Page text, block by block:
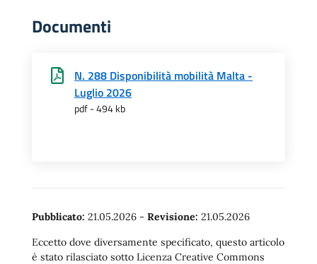
Documenti
N. 288 Disponibilità mobilità Malta -
Luglio 2026
pdf - 494 kb
Pubblicato: 21.05.2026 - Revisione: 21.05.2026
Eccetto dove diversamente specificato, questo articolo
è stato rilasciato sotto Licenza Creative Commons